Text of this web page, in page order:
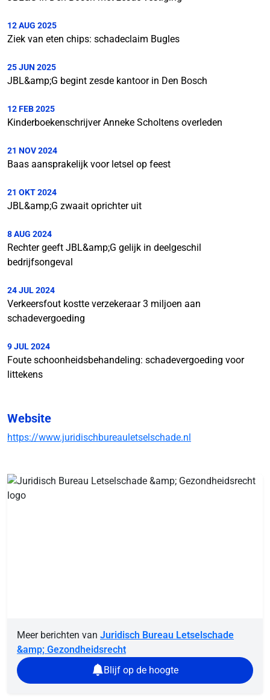
12 AUG 2025
Ziek van eten chips: schadeclaim Bugles
25 JUN 2025
JBL&amp;G begint zesde kantoor in Den Bosch
12 FEB 2025
Kinderboekenschrijver Anneke Scholtens overleden
21 NOV 2024
Baas aansprakelijk voor letsel op feest
21 OKT 2024
JBL&amp;G zwaait oprichter uit
8 AUG 2024
Rechter geeft JBL&amp;G gelijk in deelgeschil
bedrijfsongeval
24 JUL 2024
Verkeersfout kostte verzekeraar 3 miljoen aan
schadevergoeding
9 JUL 2024
Foute schoonheidsbehandeling: schadevergoeding voor
littekens
Website
https://www.juridischbureauletselschade.nl
Meer berichten van Juridisch Bureau Letselschade
&amp; Gezondheidsrecht
Blijf op de hoogte